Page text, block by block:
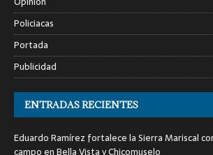
Policiacas
Portada
Publicidad
ENTRADAS RECIENTES
Eduardo Ramírez fortalece la Sierra Mariscal
campo en Bella Vista y Chicomuselo